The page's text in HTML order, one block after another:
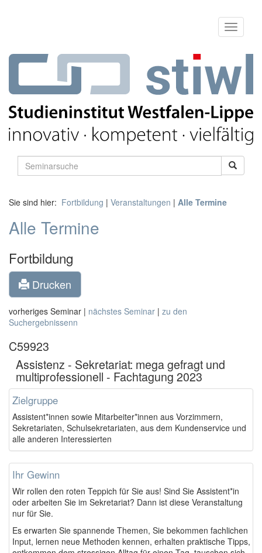
Sie sind hier: Fortbildung | Veranstaltungen | Alle Termine
Alle Termine
Fortbildung
Drucken
vorheriges Seminar | nächstes Seminar | zu den
Suchergebnissenn
C59923
Assistenz - Sekretariat: mega gefragt und
multiprofessionell - Fachtagung 2023
Zielgruppe
Assistent*innen sowie Mitarbeiter*innen aus Vorzimmern,
Sekretariaten, Schulsekretariaten, aus dem Kundenservice und
alle anderen Interessierten
Ihr Gewinn
Wir rollen den roten Teppich für Sie aus! Sind Sie Assistent*in
oder arbeiten Sie im Sekretariat? Dann ist diese Veranstaltung
nur für Sie.
Es erwarten Sie spannende Themen, Sie bekommen fachlichen
Input, lernen neue Methoden kennen, erhalten praktische Tipps,